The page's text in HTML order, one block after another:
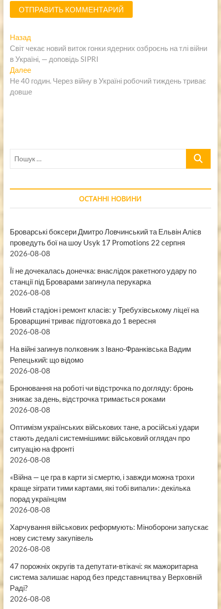
Навигация
по
записям
НазадПредыдущая
запись:
Світ чекає новий виток гонки ядерних озброєнь на тлі війни
в Україні, — доповідь SIPRI
ДалееСледующая
запись:
Не 40 годин. Через війну в Україні робочий тиждень триває
довше
Пошук
ОСТАННІ НОВИНИ
Броварські боксери Дмитро Ловчинський та Ельвін Алієв
проведуть бої на шоу Usyk 17 Promotions 22 серпня
2026-08-08
Її не дочекалась донечка: внаслідок ракетного удару по
станції під Броварами загинула перукарка
2026-08-08
Новий стадіон і ремонт класів: у Требухівському ліцеї на
Броварщині триває підготовка до 1 вересня
2026-08-08
На війні загинув полковник з Івано-Франківська Вадим
Репецький: що відомо
2026-08-08
Бронювання на роботі чи відстрочка по догляду: бронь
зникає за день, відстрочка тримається роками
2026-08-08
Оптимізм українських військових тане, а російські удари
стають дедалі системнішими: військовий оглядач про
ситуацію на фронті
2026-08-08
«Війна — це гра в карти зі смертю, і завжди можна трохи
краще зіграти тими картами, які тобі випали»: декілька
порад українцям
2026-08-08
Харчування військових реформують: Міноборони запускає
нову систему закупівель
2026-08-08
47 порожніх округів та депутати-втікачі: як мажоритарна
система залишає народ без представництва у Верховній
Раді?
2026-08-08